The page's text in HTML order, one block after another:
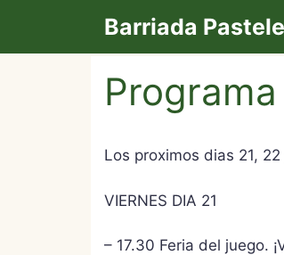
contenido
Barriada
Los proximos dias 21,
VIERNES DIA 21
– 17.30 Feria del juego.